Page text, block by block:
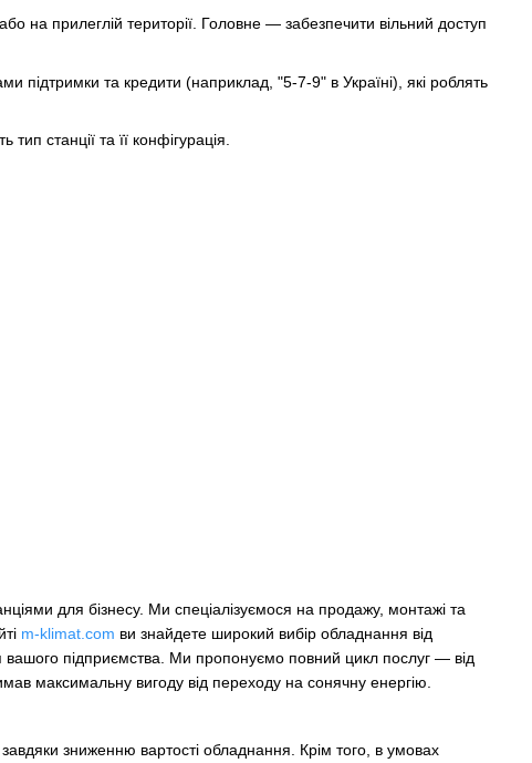
на прилеглій території. Головне — забезпечити вільний доступ
підтримки та кредити (наприклад, "5-7-9" в Україні), які роблять
станції та її конфігурація.
для бізнесу. Ми спеціалізуємося на продажу, монтажі та
m-klimat.com ви знайдете широкий вибір обладнання від
вашого підприємства. Ми пропонуємо повний цикл послуг — від
максимальну вигоду від переходу на сонячну енергію.
зниженню вартості обладнання. Крім того, в умовах